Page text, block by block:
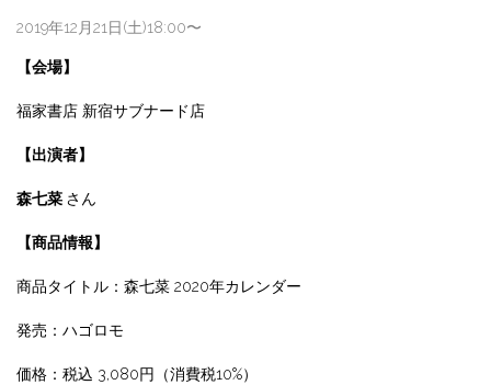
2019年12月21日(土)18:00〜
【会場】
福家書店 新宿サブナード店
【出演者】
森七菜 さん
【商品情報】
商品タイトル：森七菜 2020年カレンダー
発売：ハゴロモ
価格：税込 3,080円（消費税10%）